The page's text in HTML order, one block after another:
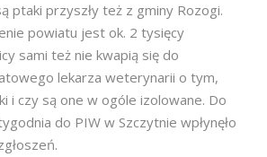
ptaki przyszły też z gminy Rozogi.
powiatu jest ok. 2 tysięcy
sami też nie kwapią się do
lekarza weterynarii o tym,
i czy są one w ogóle izolowane. Do
do PIW w Szczytnie wpłynęło